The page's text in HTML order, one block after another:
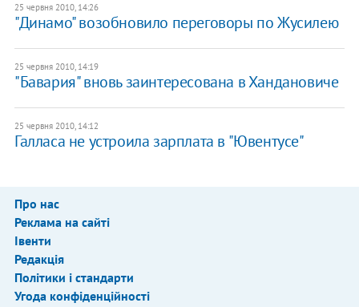
25 червня 2010, 14:26
"Динамо" возобновило переговоры по Жусилею
25 червня 2010, 14:19
"Бавария" вновь заинтересована в Хандановиче
25 червня 2010, 14:12
Галласа не устроила зарплата в "Ювентусе"
Про нас
Реклама на сайті
Івенти
Редакція
Політики і стандарти
Угода конфіденційності